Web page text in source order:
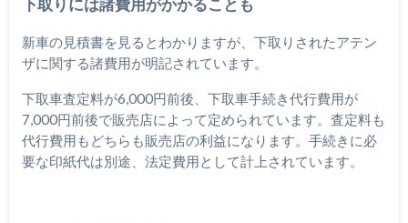
下取りには諸費用がかかることも
新車の見積書を見るとわかりますが、下取りされたアテン
ザに関する諸費用が明記されています。
下取車査定料が6,000円前後、下取車手続き代行費用が
7,000円前後で販売店によって定められています。査定料も
代行費用もどちらも販売店の利益になります。手続きに必
要な印紙代は別途、法定費用として計上されています。